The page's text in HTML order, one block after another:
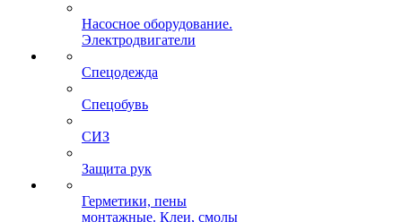
Насосное оборудование.
Электродвигатели
Спецодежда
Спецобувь
СИЗ
Защита рук
Герметики, пены
монтажные. Клеи, смолы